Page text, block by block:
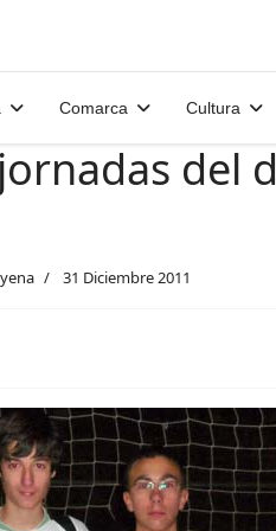
Comarca Cultura
del
31 Diciembre 2011